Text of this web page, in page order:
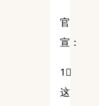
官
宣：
1⃣️
这